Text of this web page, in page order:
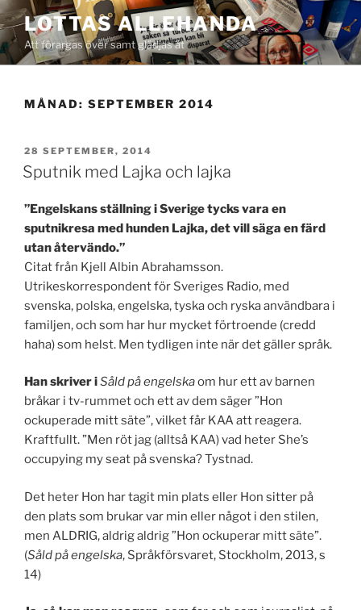
Hoppa
till
innehåll
LOTTAS ALLEHANDA
Att förargas över samt glädjas åt
MÅNAD: SEPTEMBER 2014
PUBLICERAT
28 SEPTEMBER, 2014
Sputnik med Lajka och lajka
”Engelskans ställning i Sverige tycks vara en
sputnikresa med hunden Lajka, det vill säga en färd
utan återvändo.”
Citat från Kjell Albin Abrahamsson.
Utrikeskorrespondent för Sveriges Radio, med
svenska, polska, engelska, tyska och ryska användbara i
familjen, och som har hur mycket förtroende (credd
haha) som helst. Men tydligen inte när det gäller språk.
Han skriver iSåld på engelskaom hur ett av barnen
bråkar i tv-rummet och ett av dem säger ”Hon
ockuperade mitt säte”, vilket får KAA att reagera.
Kraftfullt. ”Men röt jag (alltså KAA) vad heter She’s
occupying my seat på svenska? Tystnad.
Det heter Hon har tagit min plats eller Hon sitter på
den plats som brukar var min eller något i den stilen,
men ALDRIG, aldrig aldrig ”Hon ockuperar mitt säte”.
(Såld påengelska, Språkförsvaret, Stockholm, 2013, s
14)